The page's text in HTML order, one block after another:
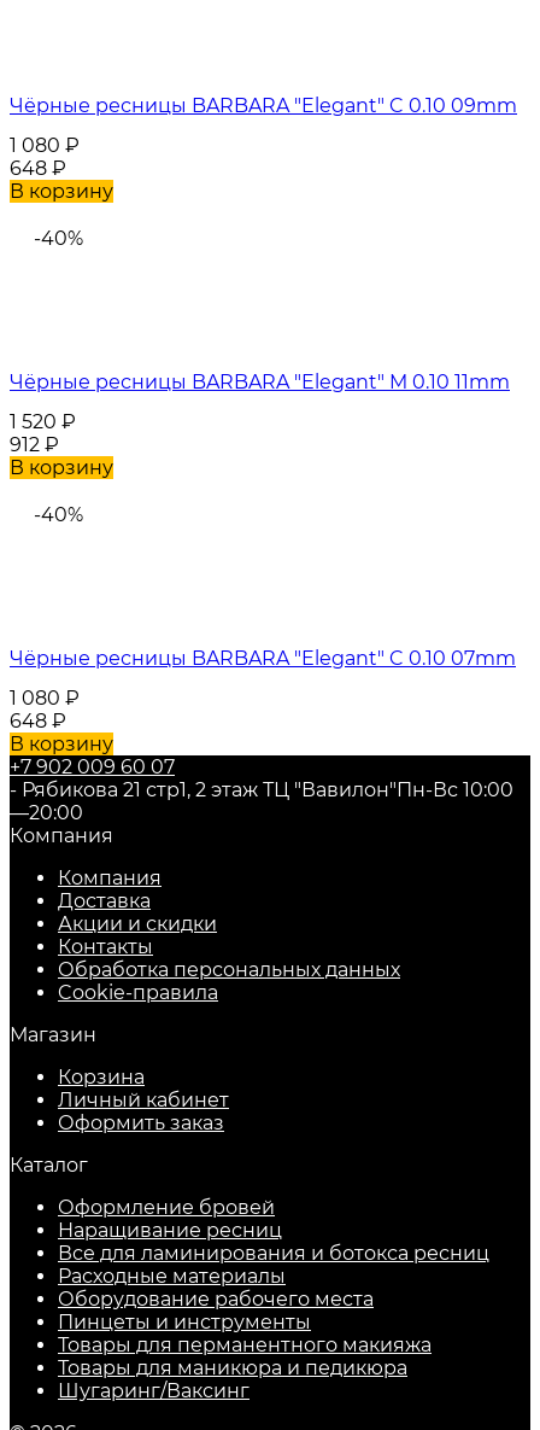
Чёрные ресницы BARBARA "Elegant" C 0.10 09mm
1 080 ₽
648 ₽
В корзину
-40%
Чёрные ресницы BARBARA "Elegant" M 0.10 11mm
1 520 ₽
912 ₽
В корзину
-40%
Чёрные ресницы BARBARA "Elegant" C 0.10 07mm
1 080 ₽
648 ₽
В корзину
+7 902 009 60 07
- Рябикова 21 стр1, 2 этаж ТЦ "Вавилон"Пн-Вс 10:00
—20:00
Компания
Компания
Доставка
Акции и скидки
Контакты
Обработка персональных данных
Cookie-правила
Магазин
Корзина
Личный кабинет
Оформить заказ
Каталог
Оформление бровей
Наращивание ресниц
Все для ламинирования и ботокса ресниц
Расходные материалы
Оборудование рабочего места
Пинцеты и инструменты
Товары для перманентного макияжа
Товары для маникюра и педикюра
Шугаринг/Ваксинг